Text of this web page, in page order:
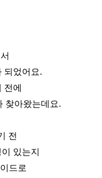
되었어요.
전에
찾아왔는데요.
전
있는지
드로